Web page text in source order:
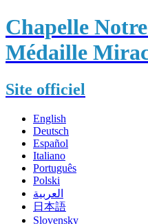
Chapelle
Médaille
Site officiel
English
Deutsch
Español
Italiano
Português
Polski
العربية
日本語
Slovensky